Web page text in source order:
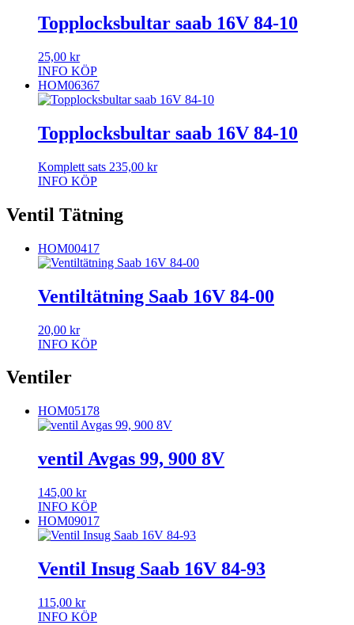
Topplocksbultar saab 16V 84-10
25,00 kr
INFO KÖP
HOM06367
Topplocksbultar saab 16V 84-10
Komplett sats 235,00 kr
INFO KÖP
Ventil Tätning
HOM00417
Ventiltätning Saab 16V 84-00
20,00 kr
INFO KÖP
Ventiler
HOM05178
ventil Avgas 99, 900 8V
145,00 kr
INFO KÖP
HOM09017
Ventil Insug Saab 16V 84-93
115,00 kr
INFO KÖP